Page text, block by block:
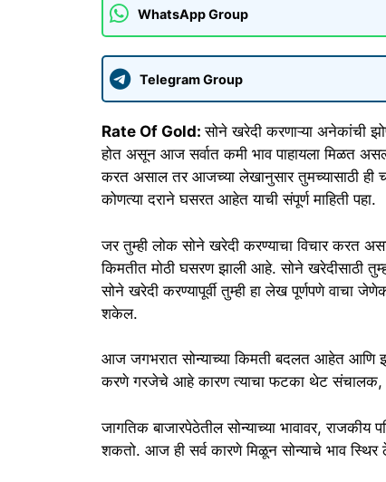
WhatsApp Group
Telegram Group
Rate Of Gold:सोने खरेदी करणाऱ्या अनेकांची
होत असून आज सर्वात कमी भाव पाहायला मिळत
करत असाल तर आजच्या लेखानुसार तुमच्यासाठी ही
कोणत्या दराने घसरत आहेत याची संपूर्ण माहिती पहा.
जर तुम्ही लोक सोने खरेदी करण्याचा विचार करत
किमतीत मोठी घसरण झाली आहे. सोने खरेदीसाठी
सोने खरेदी करण्यापूर्वी तुम्ही हा लेख पूर्णपणे वाचा
शकेल.
आज जगभरात सोन्याच्या किमती बदलत आहेत आणि
करणे गरजेचे आहे कारण त्याचा फटका थेट संचालक,
जागतिक बाजारपेठेतील सोन्याच्या भावावर, राजकीय
शकतो. आज ही सर्व कारणे मिळून सोन्याचे भाव स्थिर